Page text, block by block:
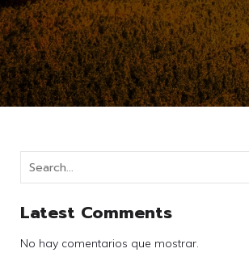
Latest Comments
No hay comentarios que mostrar.